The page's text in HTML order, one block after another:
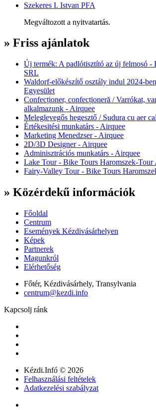
Szekeres I. Istvan PFA
Megváltozott a nyitvatartás.
» Friss ajánlatok
Új termék: A padlótisztító az új felmosó
SRL
Waldorf-előkészítő osztály indul 2024-
Egyesület
Confecționer, confecționeră / Varrókat,
alkalmazunk - Airquee
Meleglevegős hegesztő / Sudura cu aer
Értékesitési munkatárs - Airquee
Marketing Menedzser - Airquee
2D/3D Designer - Airquee
Adminisztrációs munkatárs - Airquee
Lake Tour - Bike Tours Haromszek-Tour
Fairy-Valley Tour - Bike Tours
» Közérdekű információk
Főoldal
Centrum
Események Kézdivásárhelyen
Képek
Partnerek
Magunkról
Elérhetőség
Főtér, Kézdivásárhely, Transylvania
centrum@kezdi.info
Kapcsolj ránk
Kézdi.Infó © 2026
Felhasználási feltételek
Adatkezelési szabályzat